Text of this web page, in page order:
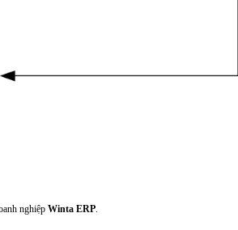
nghiệp Winta ERP